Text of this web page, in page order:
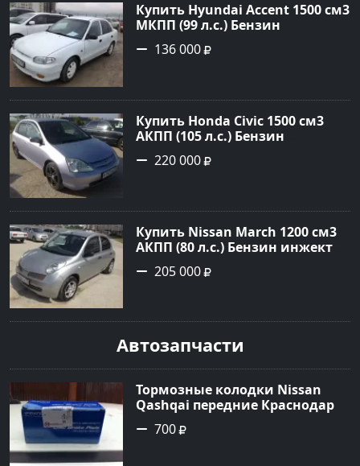
Купить Hyundai Accent 1500 см3
МКПП (99 л.с.) Бензин
инжектор в Анапа: цвет белый
Седан 1997 года по цене 136000
136 000
Купить Honda Civic 1500 см3
АКПП (105 л.с.) Бензин
инжектор в Новороссийск:
цвет серебро Хетчбэк 2002 года
Авторынок23
220 000
Купить Nissan March 1200 см3
АКПП (80 л.с.) Бензин инжектор
в Новороссийск: цвет серебро
Хетчбэк 2003 года по цене
205 000
Автозапчасти
Тормозные колодки Nissan
Qashqai передние Краснодар
700